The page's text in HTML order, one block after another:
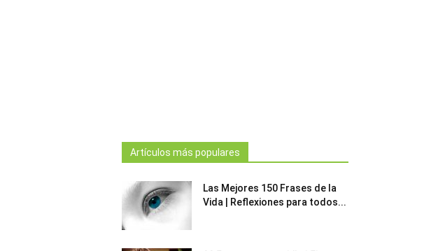
Artículos más populares
Las Mejores 150 Frases de la
Vida | Reflexiones para todos...